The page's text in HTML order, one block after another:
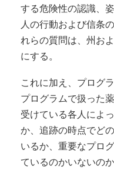
する危険性の認識、
人の行動および信条
れらの質問は、州お
にする。
これに加え、プログ
プログラムで扱った
受けている各人によ
か、追跡の時点でど
いるか、重要なプロ
ているのかいないの